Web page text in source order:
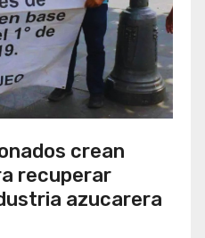
crean
recuperar
azucarera